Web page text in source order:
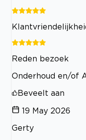
Reden bezoek
Onderhoud en/of
Beveelt aan
19 May 2026
Gerty